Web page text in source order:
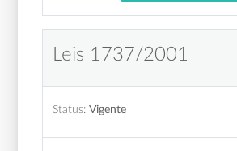
Leis 1737/2001
Status: Vigente